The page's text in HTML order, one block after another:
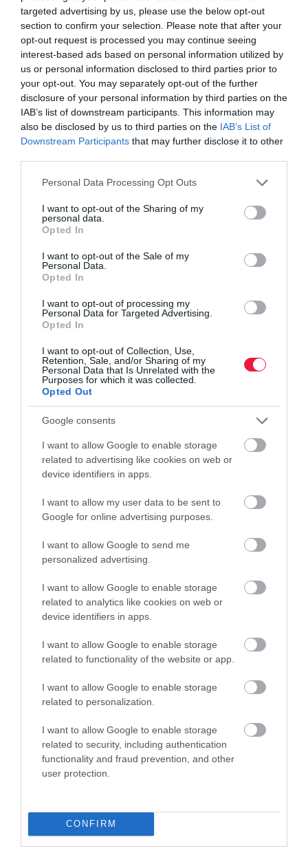
targeted advertising by us, please use the below opt-out
section to confirm your selection. Please note that after your
opt-out request is processed you may continue seeing
interest-based ads based on personal information utilized by
us or personal information disclosed to third parties prior to
your opt-out. You may separately opt-out of the further
disclosure of your personal information by third parties on the
IAB’s list of downstream participants. This information may
also be disclosed by us to third parties on the IAB’s List of
Downstream Participants that may further disclose it to other
Please note that this website/app uses one or more Google
not limited to your visit or usage behaviour. You may click to
grant or deny consent to Google and its third-party tags to
use your data for below specified purposes in below Google
consent section.
Personal Data Processing Opt Outs
I want to opt-out of the Sharing of my
personal data.
Opted In
I want to opt-out of the Sale of my
Personal Data.
Opted In
I want to opt-out of processing my
Personal Data for Targeted Advertising.
Opted In
I want to opt-out of Collection, Use,
Retention, Sale, and/or Sharing of my
Personal Data that Is Unrelated with the
Purposes for which it was collected.
Opted Out
Google consents
I want to allow Google to enable storage
related to advertising like cookies on web or
device identifiers in apps.
I want to allow my user data to be sent to
Google for online advertising purposes.
I want to allow Google to send me
personalized advertising.
I want to allow Google to enable storage
related to analytics like cookies on web or
device identifiers in apps.
I want to allow Google to enable storage
related to functionality of the website or app.
I want to allow Google to enable storage
related to personalization.
I want to allow Google to enable storage
related to security, including authentication
functionality and fraud prevention, and other
user protection.
CONFIRM
PIACOK
megkapták
árbevételének és jövedelmezőségének további csökkenésére
számít, érdemleges pozitív fordulat ágazati szinten csak 2026-tól
várható - derül ki a…
Így lendítheted tovább a céged, ha megtorpant a
növekedés